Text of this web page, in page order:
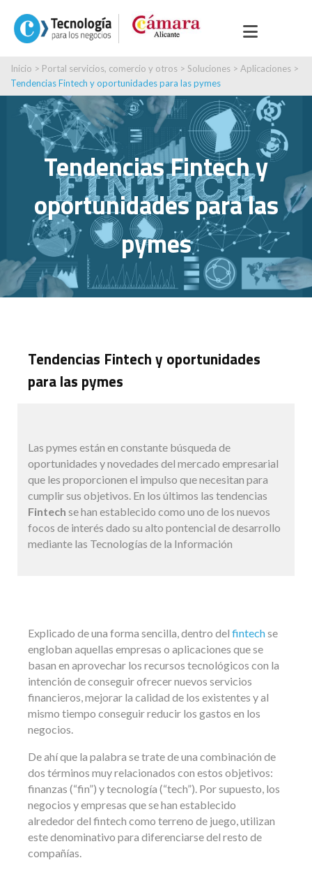
Inicio > Portal servicios, comercio y otros > Soluciones > Aplicaciones >
Tendencias Fintech y oportunidades para las pymes
Tendencias Fintech y
oportunidades para las
pymes
Tendencias Fintech y oportunidades
para las pymes
Las pymes están en constante búsqueda de
oportunidades y novedades del mercado empresarial
que les proporcionen el impulso que necesitan para
cumplir sus objetivos. En los últimos las tendencias
Fintech se han establecido como uno de los nuevos
focos de interés dado su alto pontencial de desarrollo
mediante las Tecnologías de la Información
Explicado de una forma sencilla, dentro del fintechse
engloban aquellas empresas o aplicaciones que se
basan en aprovechar los recursos tecnológicos con la
intención de conseguir ofrecer nuevos servicios
financieros, mejorar la calidad de los existentes y al
mismo tiempo conseguir reducir los gastos en los
negocios.
De ahí que la palabra se trate de una combinación de
dos términos muy relacionados con estos objetivos:
finanzas (“fin”) y tecnología (“tech”). Por supuesto, los
negocios y empresas que se han establecido
alrededor del fintech como terreno de juego, utilizan
este denominativo para diferenciarse del resto de
compañías.